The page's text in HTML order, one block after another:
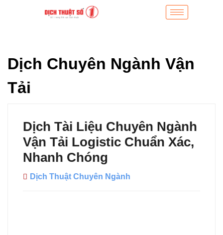
Dịch Chuyên Ngành Vận
Tải
Dịch Tài Liệu Chuyên Ngành
Vận Tải Logistic Chuẩn Xác,
Nhanh Chóng
Dịch Thuật Chuyên Ngành